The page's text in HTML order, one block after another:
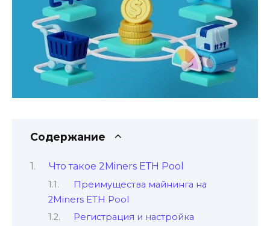
Содержание
Что такое 2Minеrs EТH Pool
Преимущества майнинга на
2Miners ETH Pool
Регистрация и настрoйка